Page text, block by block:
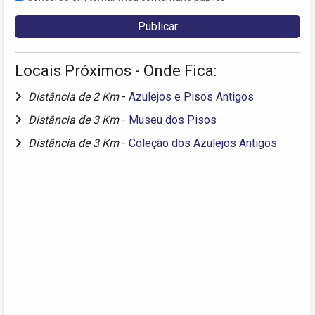
Locais Próximos - Onde Fica:
Distância de 2 Km - Azulejos e Pisos Antigos
Distância de 3 Km - Museu dos Pisos
Distância de 3 Km - Coleção dos Azulejos Antigos